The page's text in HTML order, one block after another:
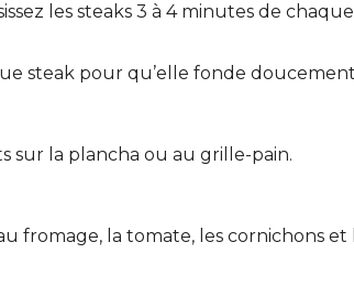
les steaks 3 à 4 minutes de
steak pour qu’elle fonde
sur la plancha ou au grille-pain.
fromage, la tomate, les cornichons